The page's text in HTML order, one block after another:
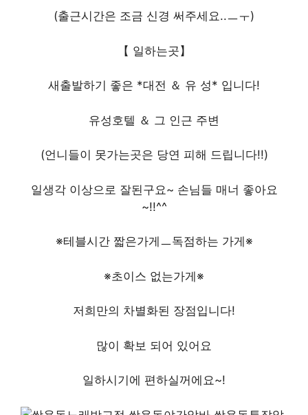
(출근시간은 조금 신경 써주세요..ㅡㅜ)
【 일하는곳】
새출발하기 좋은 *대전 ＆ 유 성* 입니다!
유성호텔 ＆ 그 인근 주변
(언니들이 못가는곳은 당연 피해 드립니다!!)
일생각 이상으로 잘된구요~ 손님들 매너 좋아요
~!!^^
※테블시간 짧은가게ㅡ독점하는 가게※
※초이스 없는가게※
저희만의 차별화된 장점입니다!
많이 확보 되어 있어요
일하시기에 편하실꺼에요~!